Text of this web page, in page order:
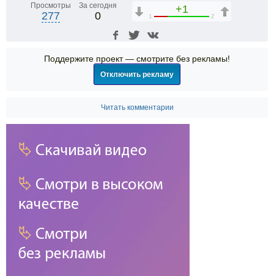
Просмотры
277
За сегодня
0
+1
1 2
Поддержите проект — смотрите без рекламы!
Отключить рекламу
Читать комментарии